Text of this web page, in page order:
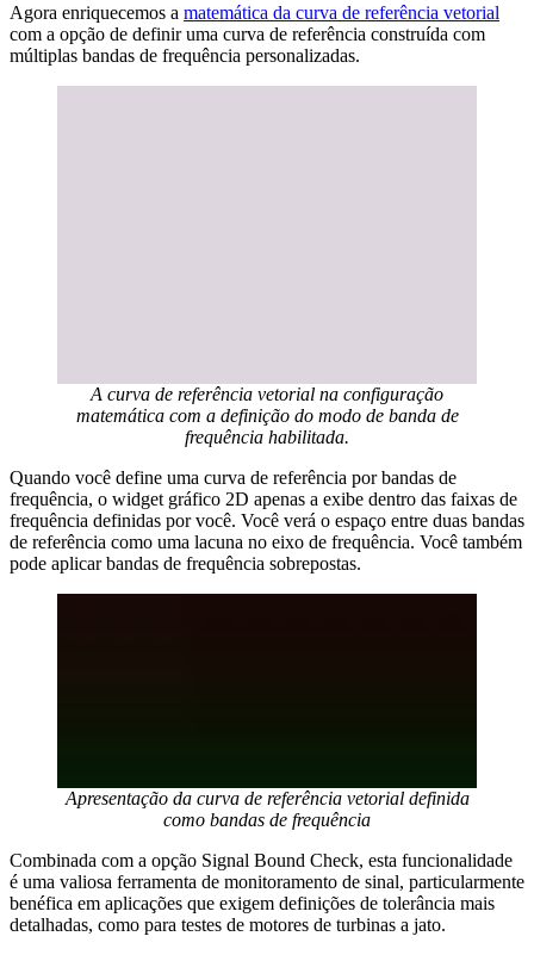
Agora enriquecemos a matemática da curva de referência vetorial
com a opção de definir uma curva de referência construída com
múltiplas bandas de frequência personalizadas.
A curva de referência vetorial na configuração
matemática com a definição do modo de banda de
frequência habilitada.
Quando você define uma curva de referência por bandas de
frequência, o widget gráfico 2D apenas a exibe dentro das faixas de
frequência definidas por você. Você verá o espaço entre duas bandas
de referência como uma lacuna no eixo de frequência. Você também
pode aplicar bandas de frequência sobrepostas.
Apresentação da curva de referência vetorial definida
como bandas de frequência
Combinada com a opção Signal Bound Check, esta funcionalidade
é uma valiosa ferramenta de monitoramento de sinal, particularmente
benéfica em aplicações que exigem definições de tolerância mais
detalhadas, como para testes de motores de turbinas a jato.